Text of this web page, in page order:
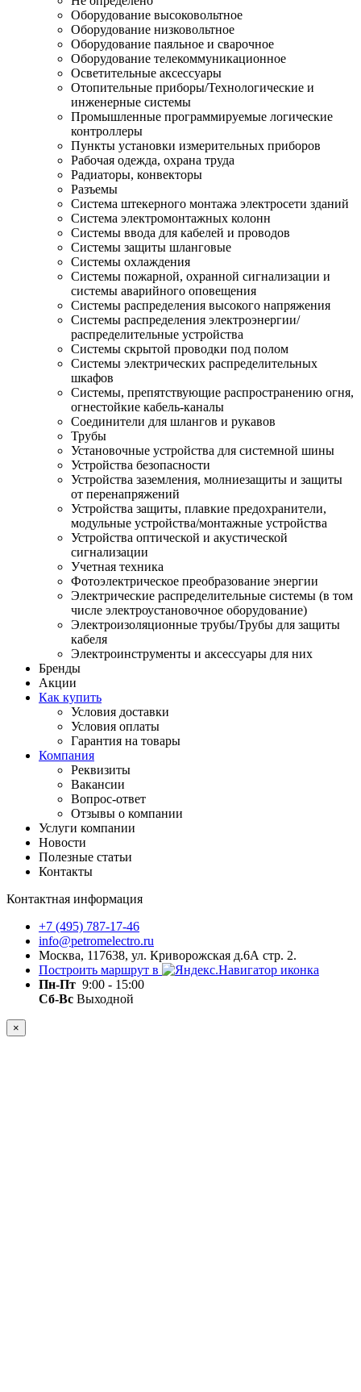
Оборудование высоковольтное
Оборудование низковольтное
Оборудование паяльное и сварочное
Оборудование телекоммуникационное
Осветительные аксессуары
Отопительные приборы/Технологические и
инженерные системы
Промышленные программируемые логические
контроллеры
Пункты установки измерительных приборов
Рабочая одежда, охрана труда
Радиаторы, конвекторы
Разъемы
Система штекерного монтажа электросети зданий
Система электромонтажных колонн
Системы ввода для кабелей и проводов
Системы защиты шланговые
Системы охлаждения
Системы пожарной, охранной сигнализации и
системы аварийного оповещения
Системы распределения высокого напряжения
Системы распределения электроэнергии/
распределительные устройства
Системы скрытой проводки под полом
Системы электрических распределительных
шкафов
Системы, препятствующие распространению огня,
огнестойкие кабель-каналы
Соединители для шлангов и рукавов
Трубы
Установочные устройства для системной шины
Устройства безопасности
Устройства заземления, молниезащиты и защиты
от перенапряжений
Устройства защиты, плавкие предохранители,
модульные устройства/монтажные устройства
Устройства оптической и акустической
сигнализации
Учетная техника
Фотоэлектрическое преобразование энергии
Электрические распределительные системы (в том
числе электроустановочное оборудование)
Электроизоляционные трубы/Трубы для защиты
кабеля
Электроинструменты и аксессуары для них
Бренды
Акции
Как купить
Условия доставки
Условия оплаты
Гарантия на товары
Компания
Реквизиты
Вакансии
Вопрос-ответ
Отзывы о компании
Услуги компании
Новости
Полезные статьи
Контакты
Контактная информация
+7 (495) 787-17-46
info@petromelectro.ru
Москва, 117638, ул. Криворожская д.6А стр. 2.
Построить маршрут в
Пн-Пт 9:00 - 15:00
Сб-Вс Выходной
×